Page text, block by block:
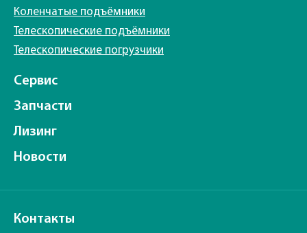
Коленчатые подъёмники
Телескопические подъёмники
Телескопические погрузчики
Сервис
Запчасти
Лизинг
Новости
Контакты